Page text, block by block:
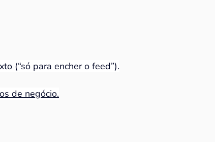
(“só para encher o feed”).
de negócio.